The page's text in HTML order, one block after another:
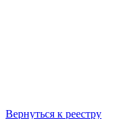
Вернуться к реестру